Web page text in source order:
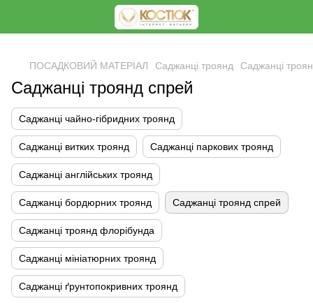
ПОСАДКОВИЙ МАТЕРІАЛ Саджанці троянд Саджанці
Саджанці троянд спрей
Саджанці чайно-гібридних троянд
Саджанці витких троянд Саджанці паркових троянд
Саджанці англійських троянд
Саджанці бордюрних троянд Саджанці троянд спрей
Саджанці троянд флорібунда
Саджанці мініатюрних троянд
Саджанці ґрунтопокривних троянд